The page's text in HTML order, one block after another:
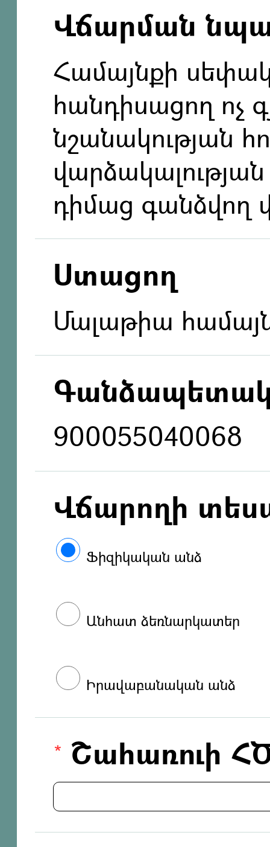
Վճարման
Համայնքի
հանդիսացող ոչ
նշանակության
դիմաց գանձվող
Ստացող
Մալաթիա
900055040068
Վճարողի
Ֆիզիկական անձ
Անհատ ձեռնարկատեր
Իրավաբանական անձ
Շահառուի